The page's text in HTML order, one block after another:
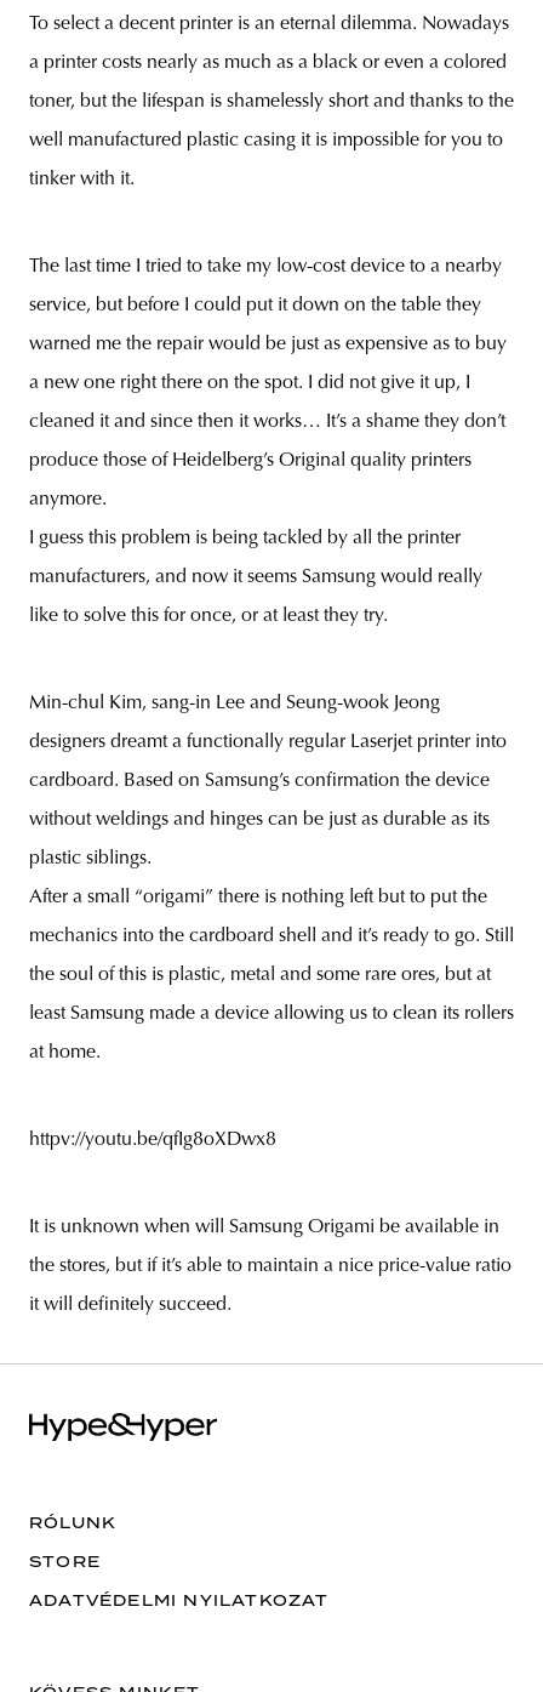
To select a decent printer is an eternal dilemma. Nowadays
a printer costs nearly as much as a black or even a colored
toner, but the lifespan is shamelessly short and thanks to the
well manufactured plastic casing it is impossible for you to
tinker with it.
The last time I tried to take my low-cost device to a nearby
service, but before I could put it down on the table they
warned me the repair would be just as expensive as to buy
a new one right there on the spot. I did not give it up, I
cleaned it and since then it works… It’s a shame they don’t
produce those of Heidelberg’s Original quality printers
anymore.
I guess this problem is being tackled by all the printer
manufacturers, and now it seems Samsung would really
like to solve this for once, or at least they try.
Min-chul Kim, sang-in Lee and Seung-wook Jeong
designers dreamt a functionally regular Laserjet printer into
cardboard. Based on Samsung’s confirmation the device
without weldings and hinges can be just as durable as its
plastic siblings.
After a small “origami” there is nothing left but to put the
mechanics into the cardboard shell and it’s ready to go. Still
the soul of this is plastic, metal and some rare ores, but at
least Samsung made a device allowing us to clean its rollers
at home.
httpv://youtu.be/qfIg8oXDwx8
It is unknown when will Samsung Origami be available in
the stores, but if it’s able to maintain a nice price-value ratio
it will definitely succeed.
RÓLUNK
STORE
ADATVÉDELMI NYILATKOZAT